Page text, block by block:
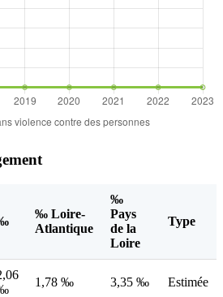
‰ Loire-
Atlantique
‰
Pays
de la
Loire
Type
1,78 ‰ 3,35 ‰ Estimée